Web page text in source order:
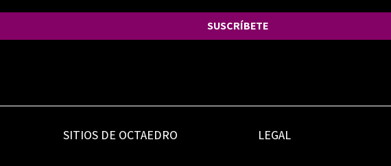
SUSCRÍBETE
SITIOS DE OCTAEDRO LEGAL